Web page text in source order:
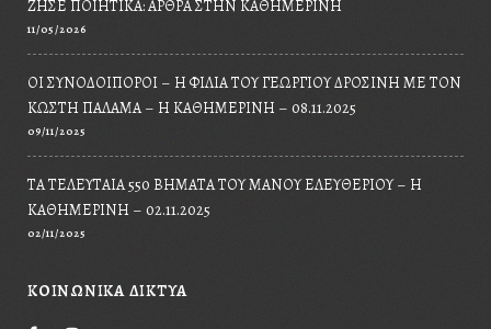
ΖΉΣΕ ΠΟΙΗΤΙΚΆ: ΆΡΘΡΑ ΣΤΗΝ ΚΑΘΗΜΕΡΙΝΉ
11/05/2026
ΟΙ ΣΥΝΟΔΟΙΠΌΡΟΙ – Η ΦΙΛΊΑ ΤΟΥ ΓΕΩΡΓΊΟΥ ΔΡΟΣΊΝΗ ΜΕ ΤΟΝ
ΚΩΣΤΉ ΠΑΛΑΜΆ – Η ΚΑΘΗΜΕΡΙΝΉ – 08.11.2025
09/11/2025
ΤΑ ΤΕΛΕΥΤΑΊΑ 550 ΒΉΜΑΤΑ ΤΟΥ ΜΆΝΟΥ ΕΛΕΥΘΕΡΊΟΥ – Η
ΚΑΘΗΜΕΡΙΝΉ – 02.11.2025
02/11/2025
ΚΟΙΝΩΝΙΚΆ ΔΊΚΤΥΑ